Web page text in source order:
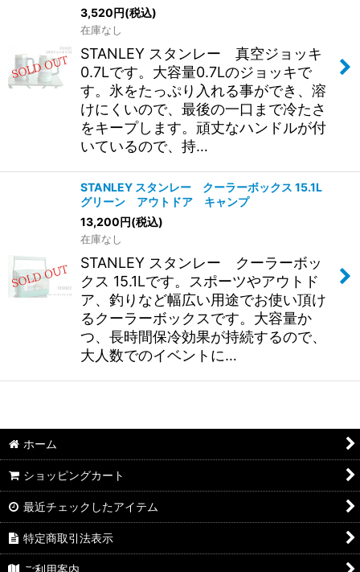
3,520円(税込)
在庫なし
STANLEY スタンレー 真空ジョッキ
0.7Lです。大容量0.7Lのジョッキで
す。氷をたっぷり入れる事ができ、溶
けにくいので、最後の一口まで冷たさ
をキープします。頑丈なハンドルが付
いているので、持…
STANLEY スタンレー クーラーボックス 15.1L
グリーン アウトドア キャンプ
13,200円(税込)
在庫なし
STANLEY スタンレー クーラーボッ
クス 15.1Lです。スポーツやアウトド
ア、釣りなど幅広い用途でお使い頂け
るクーラーボックスです。大容量か
つ、長時間保冷効果が持続するので、
大人数でのイベントに…
ホーム
ショッピングカート
最近チェックしたアイテム
特定商取引法表示
ご利用案内